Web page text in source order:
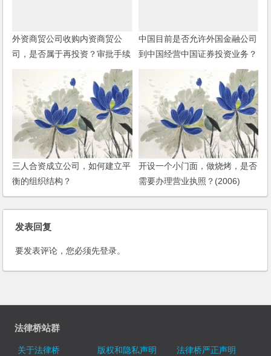
外资商贸公司收购内资商贸公
司，是否属于再投资？审批手续
中国目前是否允许外国金融公司
到中国经营中国证券投资业务？
三人合资成立公司，如何建立平
衡的组织结构？
开设一个小门面，做烧烤，是否
需要办理营业执照？(2006)
发表回复
要发表评论，您必须先登录。
法律桥站群
关于法律桥 版权和隐私声明
法律桥严正声明